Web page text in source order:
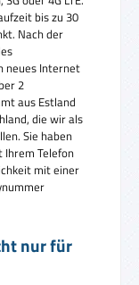
bis zu 30
Nach der
neues Internet
2
aus Estland
die wir als
Sie haben
Telefon
mit einer
nur für